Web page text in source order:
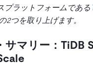
プラットフォームである
2つを取り上げます。
サマリー：TiDB